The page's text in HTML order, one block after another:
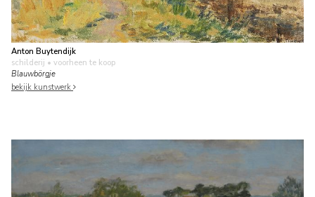
Anton Buytendijk
schilderij • voorheen te koop
Blauwbörgje
bekijk kunstwerk